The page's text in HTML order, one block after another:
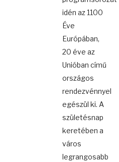
idén az 1100
Éve
Európában,
20 éve az
Unióban című
országos
rendezvénnyel
egészül ki. A
születésnap
keretében a
város
legrangosabb